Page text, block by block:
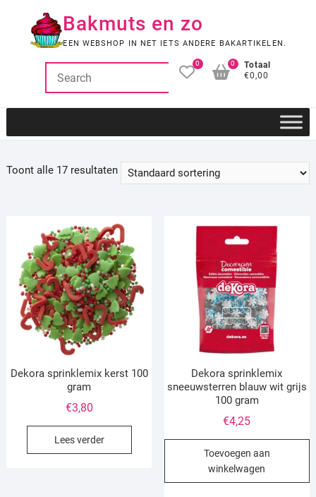
Bakmuts en zo
EEN WEBSHOP IN NET IETS ANDERE BAKARTIKELEN.
0
Totaal
€0,00
0
Toont alle 17 resultaten
Dekora sprinklemix kerst 100
gram
€3,80
Lees verder
Dekora sprinklemix
sneeuwsterren blauw wit grijs
100 gram
€4,25
Toevoegen aan
winkelwagen